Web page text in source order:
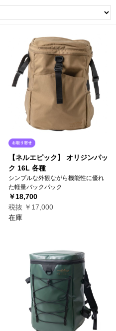
【ネルエピック】 オリジンパッ
ク 16L 各種
シンプルな外観ながら機能性に優れ
た軽量バックパック
￥18,700
税抜 ￥17,000
在庫